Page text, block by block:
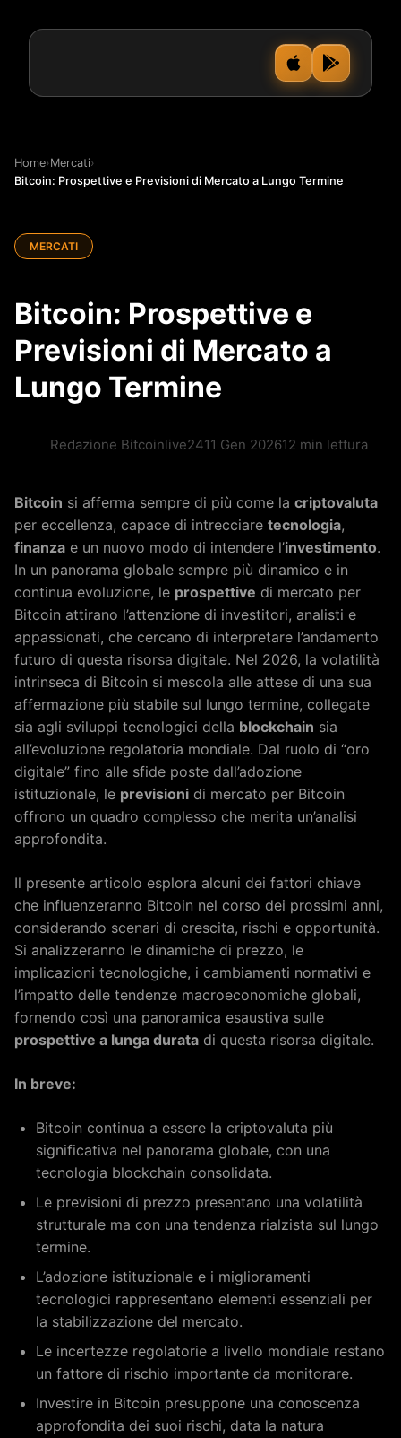
Home›Mercati›
Bitcoin: Prospettive e Previsioni di Mercato a Lungo Termine
MERCATI
Bitcoin: Prospettive e
Previsioni di Mercato a
Lungo Termine
Redazione Bitcoinlive2411 Gen 202612 min lettura
Bitcoin si afferma sempre di più come la criptovaluta
per eccellenza, capace di intrecciare tecnologia,
finanza e un nuovo modo di intendere l’investimento.
In un panorama globale sempre più dinamico e in
continua evoluzione, le prospettive di mercato per
Bitcoin attirano l’attenzione di investitori, analisti e
appassionati, che cercano di interpretare l’andamento
futuro di questa risorsa digitale. Nel 2026, la volatilità
intrinseca di Bitcoin si mescola alle attese di una sua
affermazione più stabile sul lungo termine, collegate
sia agli sviluppi tecnologici della blockchain sia
all’evoluzione regolatoria mondiale. Dal ruolo di “oro
digitale” fino alle sfide poste dall’adozione
istituzionale, le previsioni di mercato per Bitcoin
offrono un quadro complesso che merita un’analisi
approfondita.
Il presente articolo esplora alcuni dei fattori chiave
che influenzeranno Bitcoin nel corso dei prossimi anni,
considerando scenari di crescita, rischi e opportunità.
Si analizzeranno le dinamiche di prezzo, le
implicazioni tecnologiche, i cambiamenti normativi e
l’impatto delle tendenze macroeconomiche globali,
fornendo così una panoramica esaustiva sulle
prospettive a lunga durata di questa risorsa digitale.
In breve:
Bitcoin continua a essere la criptovaluta più
significativa nel panorama globale, con una
tecnologia blockchain consolidata.
Le previsioni di prezzo presentano una volatilità
strutturale ma con una tendenza rialzista sul lungo
termine.
L’adozione istituzionale e i miglioramenti
tecnologici rappresentano elementi essenziali per
la stabilizzazione del mercato.
Le incertezze regolatorie a livello mondiale restano
un fattore di rischio importante da monitorare.
Investire in Bitcoin presuppone una conoscenza
approfondita dei suoi rischi, data la natura